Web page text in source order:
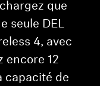
que
seule DEL
4, avec
encore 12
capacité de